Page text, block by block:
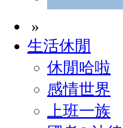
»
生活休閒
休閒哈啦
感情世界
上班一族